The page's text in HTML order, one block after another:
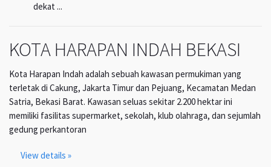
dekat ...
KOTA HARAPAN INDAH BEKASI
Kota Harapan Indah adalah sebuah kawasan permukiman yang
terletak di Cakung, Jakarta Timur dan Pejuang, Kecamatan Medan
Satria, Bekasi Barat. Kawasan seluas sekitar 2.200 hektar ini
memiliki fasilitas supermarket, sekolah, klub olahraga, dan sejumlah
gedung perkantoran
View details »